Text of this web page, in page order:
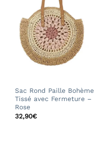
Sac Rond Paille Bohème
Tissé avec Fermeture –
Rose
32,90€